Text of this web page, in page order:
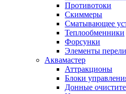
Противотоки
Скиммеры
Сматывающее
Теплообменники
Форсунки
Элементы
Аквамастер
Аттракционы
Блоки
Донные